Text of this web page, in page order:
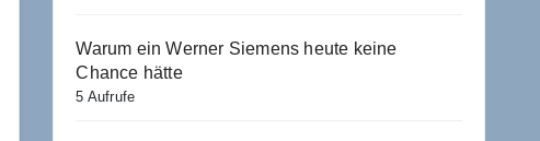
Warum ein Werner Siemens heute keine
Chance hätte
5 Aufrufe